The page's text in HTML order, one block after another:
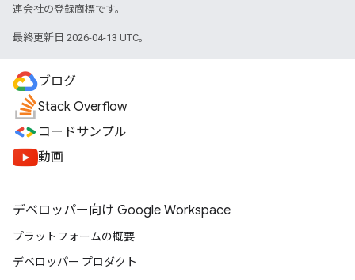
連会社の登録商標です。
最終更新日 2026-04-13 UTC。
ブログ
Stack Overflow
コードサンプル
動画
デベロッパー向け Google Workspace
プラットフォームの概要
デベロッパー プロダクト